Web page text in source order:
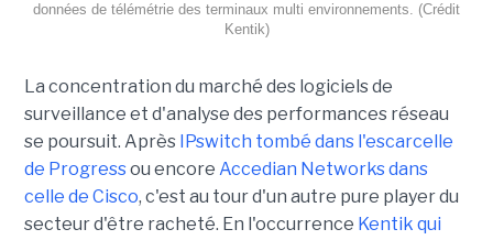
données de télémétrie des terminaux multi environnements. (Crédit
Kentik)
La concentration du marché des logiciels de
surveillance et d'analyse des performances réseau
se poursuit. Après IPswitch tombé dans l'escarcelle
de Progressou encore Accedian Networks dans
celle de Cisco, c'est au tour d'un autre pure player du
secteur d'être racheté. En l'occurrence Kentik qui